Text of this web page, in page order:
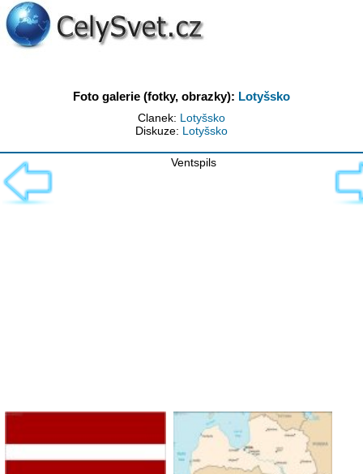
Foto galerie (fotky, obrazky): Lotyšsko
Clanek: Lotyšsko
Diskuze: Lotyšsko
Ventspils